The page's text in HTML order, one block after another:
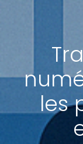
les